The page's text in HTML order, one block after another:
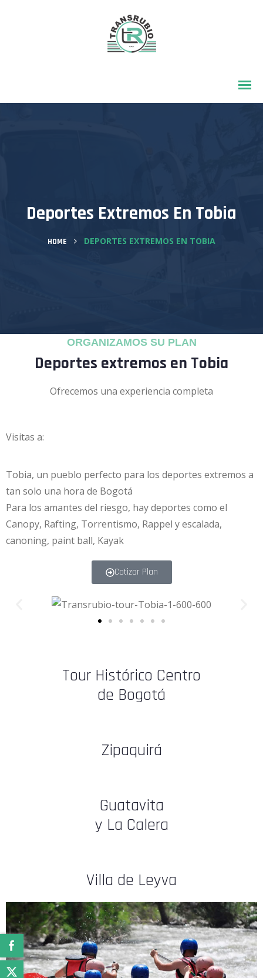
Deportes Extremos En Tobia
HOME DEPORTES EXTREMOS EN TOBIA
ORGANIZAMOS SU PLAN
Deportes extremos en Tobia
Ofrecemos una experiencia completa
Visitas a:
Tobia, un pueblo perfecto para los deportes extremos a
tan solo una hora de Bogotá
Para los amantes del riesgo, hay deportes como el
Canopy, Rafting, Torrentismo, Rappel y escalada,
canoning, paint ball, Kayak
Cotizar Plan
Tour Histórico Centro
de Bogotá
Zipaquirá
Guatavita
y La Calera
Villa de Leyva